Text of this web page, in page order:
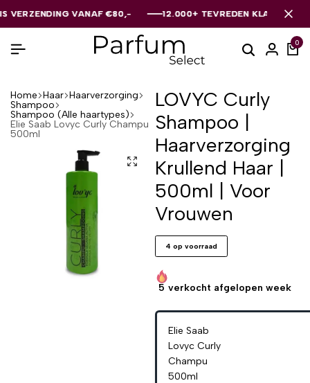
VANAF €80,- 12.000+ TEVREDEN KLANTEN
VANAF €80,- 12.000+ TEVREDEN KLANTEN
VANAF €80,- 12.000+ TEVREDEN KLANTEN
0
Home Haar Haarverzorging
Shampoo
Shampoo (Alle haartypes)
Elie Saab Lovyc Curly Champu
500ml
LOVYC Curly
Shampoo |
Haarverzorging
Krullend Haar |
500ml | Voor
Vrouwen
4 op voorraad
5 verkocht afgelopen week
Elie Saab
Lovyc Curly
Champu
500ml